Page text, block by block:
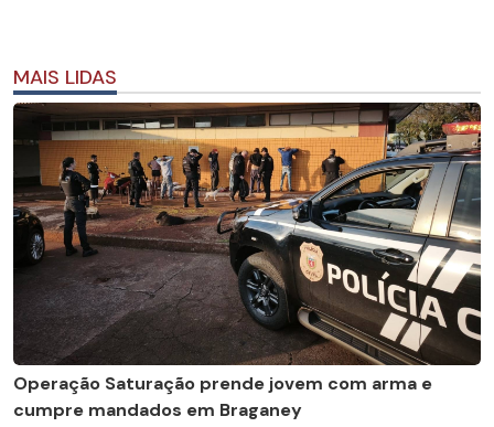
MAIS LIDAS
Operação Saturação prende jovem com arma e
cumpre mandados em Braganey